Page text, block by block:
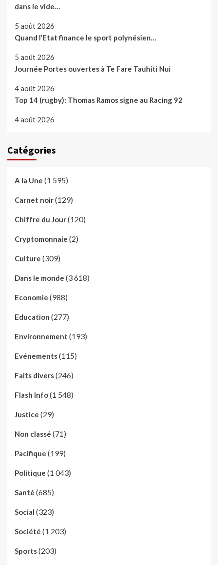
dans le vide…
5 août 2026
Quand l’Etat finance le sport polynésien…
5 août 2026
Journée Portes ouvertes à Te Fare Tauhiti Nui
4 août 2026
Top 14 (rugby): Thomas Ramos signe au Racing 92
4 août 2026
Catégories
A la Une (1 595)
Carnet noir(129)
Chiffre du Jour(120)
Cryptomonnaie (2)
Culture (309)
Dans le monde (3 618)
Economie (988)
Education (277)
Environnement (193)
Evénements(115)
Faits divers(246)
Flash Info(1 548)
Justice (29)
Non classé (71)
Pacifique (199)
Politique (1 043)
Santé (685)
Social (323)
Société (1 203)
Sports(203)